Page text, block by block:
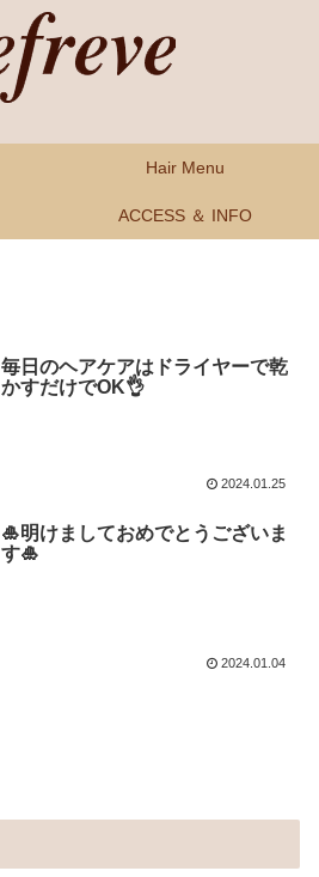
Hair Menu
ACCESS ＆ INFO
毎日のヘアケアはドライヤーで乾
かすだけでOK👌
2024.01.25
🎍明けましておめでとうございま
す🎍
2024.01.04